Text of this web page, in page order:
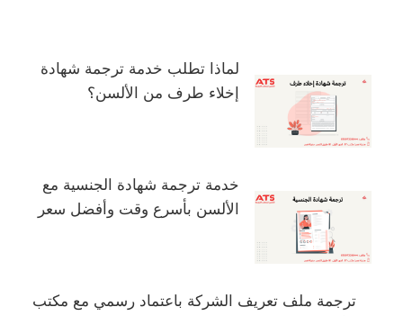
لماذا تطلب خدمة ترجمة شهادة
إخلاء طرف من الألسن؟
خدمة ترجمة شهادة الجنسية مع
الألسن بأسرع وقت وأفضل سعر
ترجمة ملف تعريف الشركة باعتماد رسمي مع مكتب